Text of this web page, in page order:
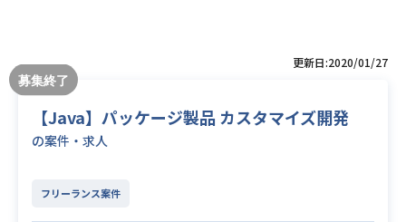
更新日:2020/01/27
【Java】パッケージ製品 カスタマイズ開発
の案件・求人
フリーランス案件